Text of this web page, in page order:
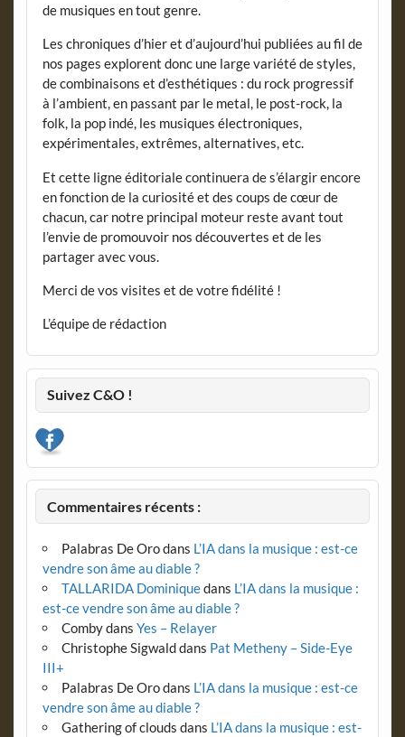
de musiques en tout genre.
Les chroniques d’hier et d’aujourd’hui publiées au fil de
nos pages explorent donc une large variété de styles,
de combinaisons et d’esthétiques : du rock progressif
à l’ambient, en passant par le metal, le post-rock, la
folk, la pop indé, les musiques électroniques,
expérimentales, extrêmes, alternatives, etc.
Et cette ligne éditoriale continuera de s’élargir encore
en fonction de la curiosité et des coups de cœur de
chacun, car notre principal moteur reste avant tout
l’envie de promouvoir nos découvertes et de les
partager avec vous.
Merci de vos visites et de votre fidélité !
L’équipe de rédaction
Suivez C&O !
Commentaires récents :
Palabras De Orodans L’IA dans la musique : est-ce
vendre son âme au diable ?
TALLARIDA Dominiquedans L’IA dans la musique :
est-ce vendre son âme au diable ?
Combydans Yes – Relayer
Christophe Sigwalddans Pat Metheny – Side-Eye
III+
Palabras De Orodans L’IA dans la musique : est-ce
vendre son âme au diable ?
Gathering of clouds dans L’IA dans la musique : est-